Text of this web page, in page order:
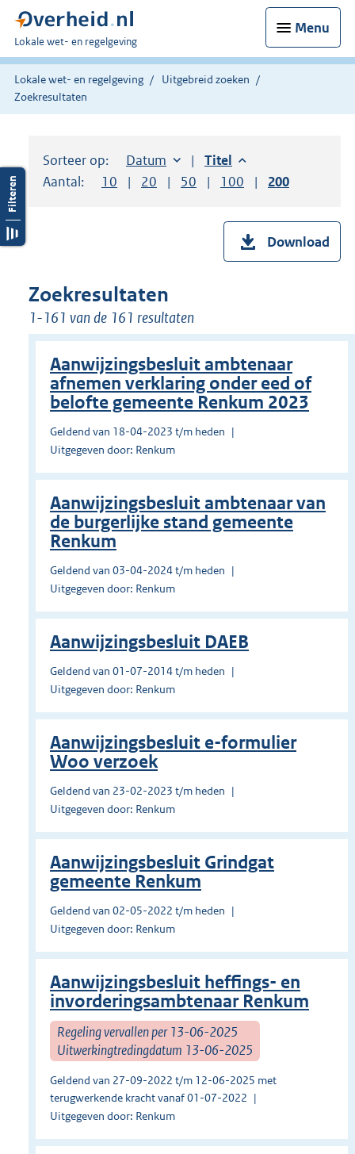
Menu
U
bent
hier:
Lokale wet- en regelgeving
Lokale wet- en regelgeving
Uitgebreid zoeken
Zoekresultaten
Sorteer op: Sorteer op:
Datum aflopendSorteer op:
Titel aflopend
Aantal:
Toon
10 resultaten per pagina
Toon
20 resultaten per pagina
Toon
50 resultaten per pagina
Toon
100 resultaten per
Toon
200
Download
Zoekresultaten
1-161 van de 161 resultaten
Aanwijzingsbesluit ambtenaar
afnemen verklaring onder eed of
belofte gemeente Renkum 2023
Geldend van 18-04-2023 t/m heden
Uitgegeven door: Renkum
Aanwijzingsbesluit ambtenaar van
de burgerlijke stand gemeente
Renkum
Geldend van 03-04-2024 t/m heden
Uitgegeven door: Renkum
Aanwijzingsbesluit DAEB
Geldend van 01-07-2014 t/m heden
Uitgegeven door: Renkum
Aanwijzingsbesluit e-formulier
Woo verzoek
Geldend van 23-02-2023 t/m heden
Uitgegeven door: Renkum
Aanwijzingsbesluit Grindgat
gemeente Renkum
Geldend van 02-05-2022 t/m heden
Uitgegeven door: Renkum
Aanwijzingsbesluit heffings- en
invorderingsambtenaar Renkum
Regeling vervallen per 13-06-2025
Uitwerkingtredingdatum 13-06-2025
Geldend van 27-09-2022 t/m 12-06-2025 met
terugwerkende kracht vanaf 01-07-2022
Uitgegeven door: Renkum